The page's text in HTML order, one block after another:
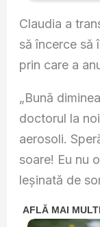
Claudia a
să încerce să
prin care a
„Bună
doctorul la
aerosoli.
soare! Eu nu
leșinată de